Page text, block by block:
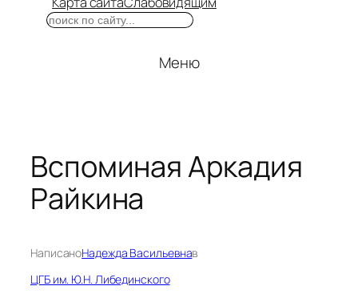
Поиск
Меню
Вспоминая Аркадия
Райкина
НаписаноНадежда Васильевнав
ЦГБ им. Ю.Н. Либединского